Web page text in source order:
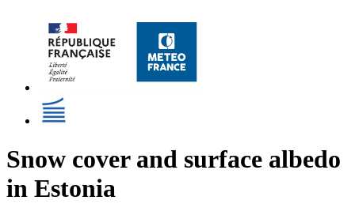
Snow cover and surface albedo
in Estonia